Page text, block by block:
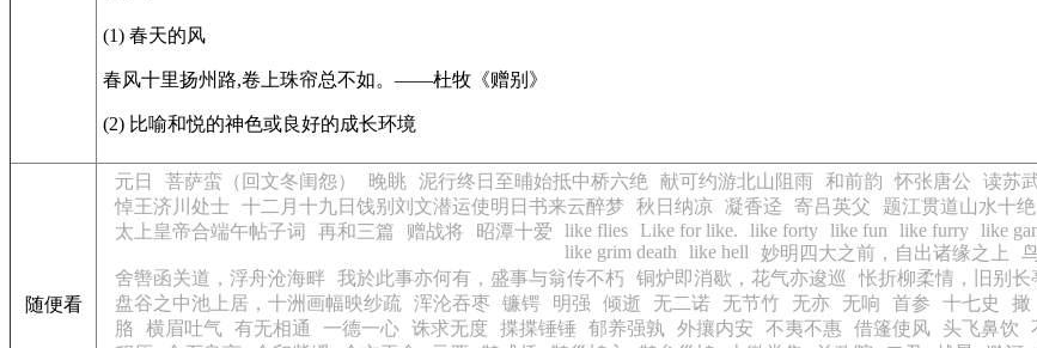
(1) 春天的风
春风十里扬州路,卷上珠帘总不如。——杜牧《赠别》
(2) 比喻和悦的神色或良好的成长环境
随便看
元日 菩萨蛮（回文冬闺怨） 晚眺 泥行终日至晡始抵中桥六绝 献可约游北山阻雨 和前韵 怀张唐公 读苏
悼王济川处士
十二月十九日饯别刘文潜运使明日书来云醉梦 秋日纳凉 凝香迳 寄吕英父 题江贯道山水十绝
太上皇帝合端午帖子词
再和三篇 赠战将 昭潭十爱 like flies Like for like. like forty like fun like furry like
like grim death
like hell 妙明四大之前，自出诸缘之上
舍辔函关道，浮舟沧海畔 我於此事亦何有，盛事与翁传不朽 铜炉即消歇，花气亦逡巡 怅折柳柔情，旧别长
盘谷之中池上居，十洲画幅映纱疏 浑沦吞枣 镰锷 明强 倾逝 无二诺 无节竹 无亦 无响 首参 十七史 撖
胳
横眉吐气 有无相通 一德一心 诛求无度 揲揲锤锤 郁养强孰 外攘内安 不夷不惠 借篷使风 头飞鼻饮